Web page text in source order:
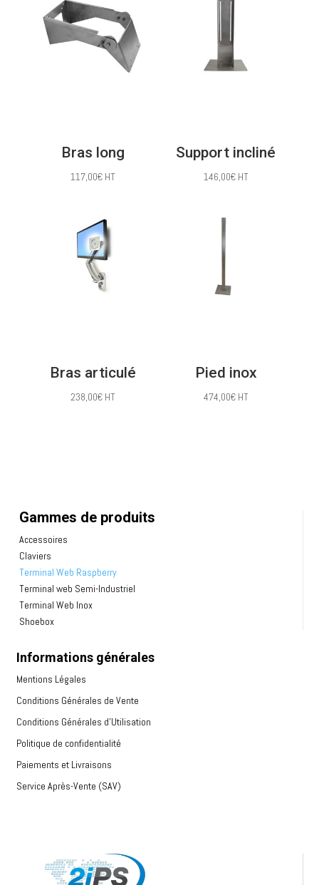
Bras long
117,00€ HT
Support incliné
146,00€ HT
Bras articulé
238,00€ HT
Pied inox
474,00€ HT
Gammes de produits
Accessoires
Claviers
Terminal Web Raspberry
Terminal web Semi-Industriel
Terminal Web Inox
Shoebox
Informations générales
Mentions Légales
Conditions Générales de Vente
Conditions Générales d’Utilisation
Politique de confidentialité
Paiements et Livraisons
Service Après-Vente (SAV)